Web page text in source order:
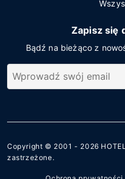
Zapisz się
Bądź na bieżąco z
Copyright © 2001 - 2026
zastrzeżone.